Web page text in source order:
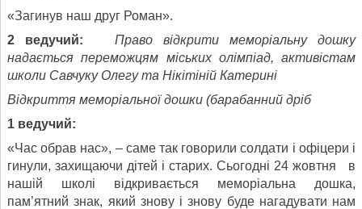
«Загинув наш друг Роман».
2 ведучий:
Право відкрити меморіальну дошку
надається переможцям міських олімпіад, активістам
школи Савчуку Олегу та Нікітіній Катерині
Відкриття меморіальної дошки (барабанний дріб
1 ведучий:
«Час обрав нас», – саме так говорили солдати і офіцери і
гинули, захищаючи дітей і старих. Сьогодні 24 жовтня в
нашій школі відкривається меморіальна дошка,
пам’ятний знак, який знову і знову буде нагадувати нам